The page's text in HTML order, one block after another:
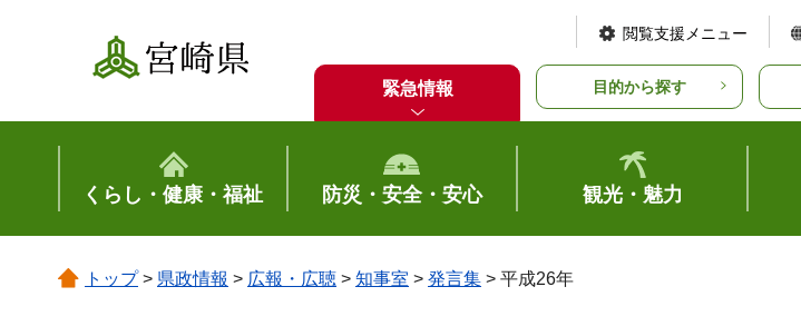
宮崎県
閲覧支援メニュー
緊急情報 目的から探す
くらし・健康・福祉 防災・安全・安心 観光・魅力
トップ> 県政情報 > 広報・広聴 > 知事室 > 発言集 > 平成26年